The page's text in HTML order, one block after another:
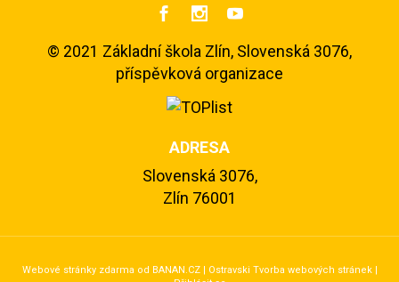
  
© 2021 Základní škola Zlín, Slovenská 3076,
příspěvková organizace
ADRESA
Slovenská 3076,
Zlín 76001
Webové stránky zdarma od BANAN.CZ| Ostravski Tvorba webových stránek